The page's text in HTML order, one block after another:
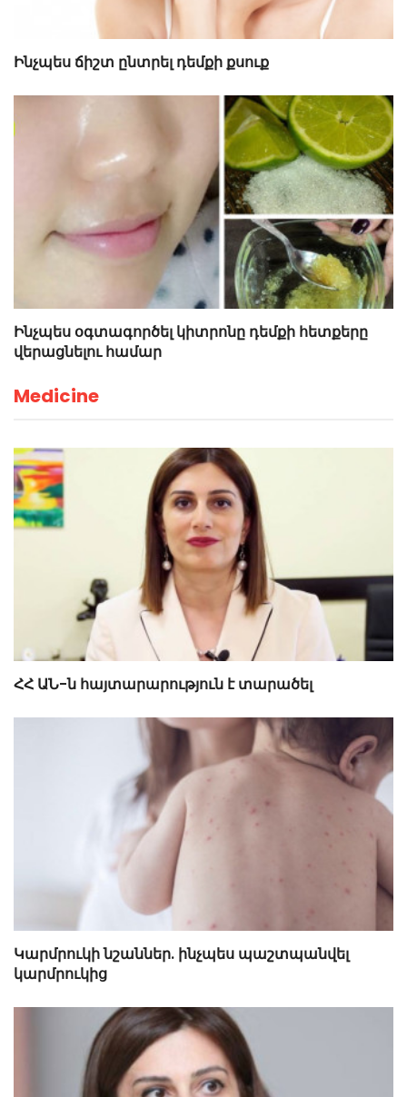
Ինչպես ճիշտ ընտրել դեմքի քսուք
Ինչպես օգտագործել կիտրոնը դեմքի հետքերը
վերացնելու համար
Medicine
ՀՀ ԱՆ-ն հայտարարություն է տարածել
Կարմրուկի նշաններ. ինչպես պաշտպանվել
կարմրուկից